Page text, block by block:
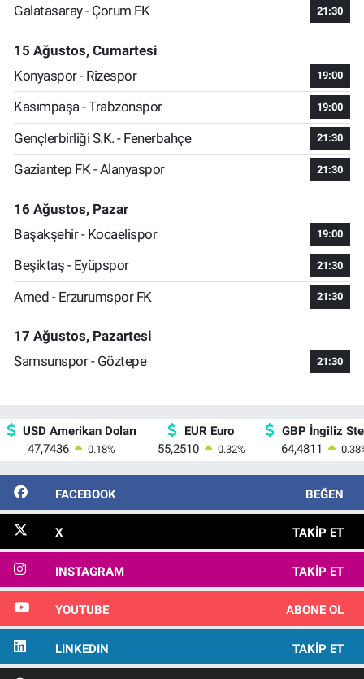
Galatasaray - Çorum FK
21:30
15 Ağustos, Cumartesi
Konyaspor - Rizespor
19:00
Kasımpaşa - Trabzonspor 19:00
Gençlerbirliği S.K. - Fenerbahçe 21:30
Gaziantep FK - Alanyaspor 21:30
16 Ağustos, Pazar
Başakşehir - Kocaelispor
19:00
Beşiktaş - Eyüpspor 21:30
Amed - Erzurumspor FK 21:30
17 Ağustos, Pazartesi
Samsunspor - Göztepe
21:30
USD Amerikan Doları
47,7436
0.18%
EUR Euro
55,2510
0.32%
GBP İngiliz
64,4811
0.38
FACEBOOK BEĞEN
X TAKIP ET
INSTAGRAM TAKIP ET
YOUTUBE ABONE OL
LINKEDIN TAKIP ET